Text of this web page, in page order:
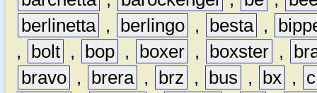
berlinetta , berlingo , besta ,
,
bolt , bop , boxer , boxster ,
bravo , brera , brz , bus , bx ,
c